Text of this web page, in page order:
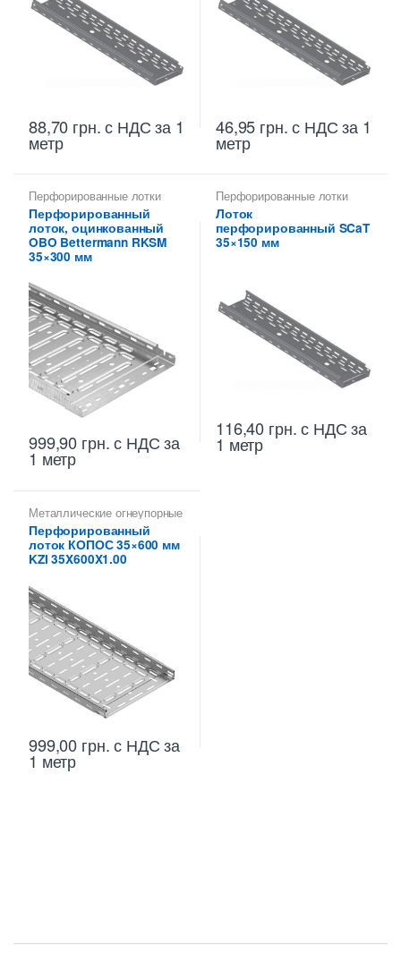
88,70 грн.с НДС за 1
метр
46,95 грн.с НДС за 1
метр
Перфорированные лотки
высотой 35 мм
Перфорированный
лоток, оцинкованный
OBO Bettermann RKSM
35×300 мм
999,90 грн.с НДС за
1 метр
Перфорированные лотки
высотой 35 мм
Лоток
перфорированный SCaT
35×150 мм
116,40 грн.с НДС за
1 метр
Металлические огнеупорные
лотки, Перфорированные
лотки высотой 35 мм
Перфорированный
лоток КОПОС 35×600 мм
KZI 35X600X1.00
999,00 грн.с НДС за
1 метр